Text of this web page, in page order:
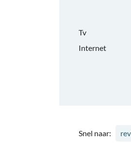
Tv
Internet
Snel naar: